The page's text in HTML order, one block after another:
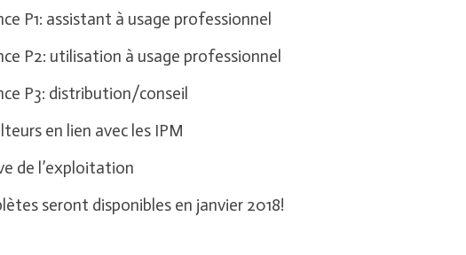
P1: assistant à usage professionnel
P2: utilisation à usage professionnel
P3: distribution/conseil
en lien avec les IPM
de l’exploitation
seront disponibles en janvier 2018!